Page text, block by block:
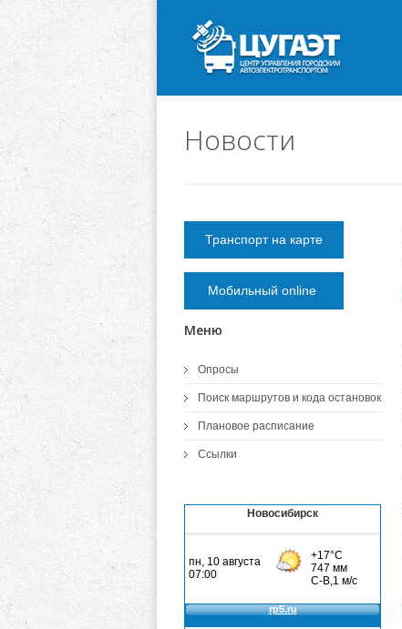
Новости
Транспорт на карте
Мобильный online
Меню
Опросы
Поиск маршрутов и кода остановок
Плановое расписание
Ссылки
Новосибирск